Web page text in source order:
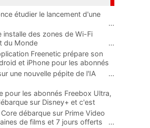
étudier le lancement d'une
...
installe des zones de Wi-Fi
du Monde
...
Freenetic prépare son
et iPhone pour les abonnés
laune nouvelle pépite de l'IA ...
pour les abonnés Freebox Ultra,
sur Disney+ et c'est
débarque sur Prime Video
de films et 7 jours offerts
...